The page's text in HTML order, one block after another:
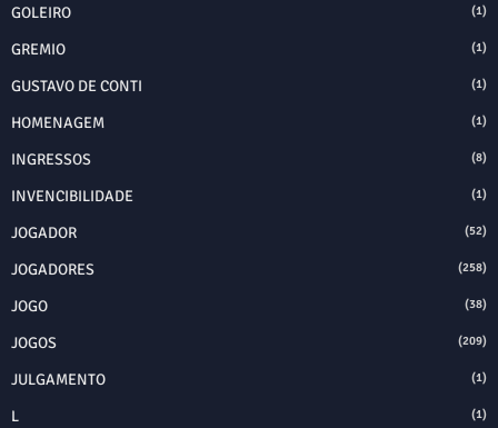
GOLEIRO (1)
GREMIO (1)
GUSTAVO DE CONTI (1)
HOMENAGEM (1)
INGRESSOS (8)
INVENCIBILIDADE (1)
JOGADOR (52)
JOGADORES (258)
JOGO (38)
JOGOS (209)
JULGAMENTO (1)
L (1)